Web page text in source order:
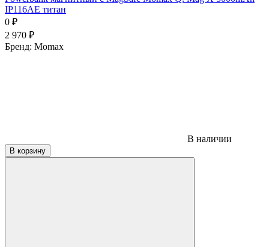
IP116AE титан
0 ₽
2 970 ₽
Бренд: Momax
В наличии
В корзину